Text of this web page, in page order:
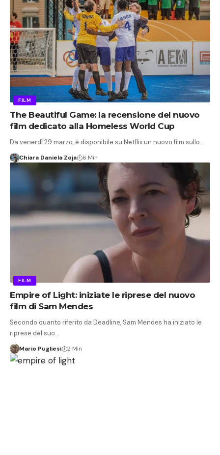
FILM
The Beautiful Game: la recensione del nuovo
film dedicato alla Homeless World Cup
Da venerdì 29 marzo, è disponibile su Netflix un nuovo film sullo…
Chiara Daniela Zoja 6 Min
FILM
Empire of Light: iniziate le riprese del nuovo
film di Sam Mendes
Secondo quanto riferito da Deadline, Sam Mendes ha iniziato le
riprese del suo…
Mario Pugliesi 2 Min